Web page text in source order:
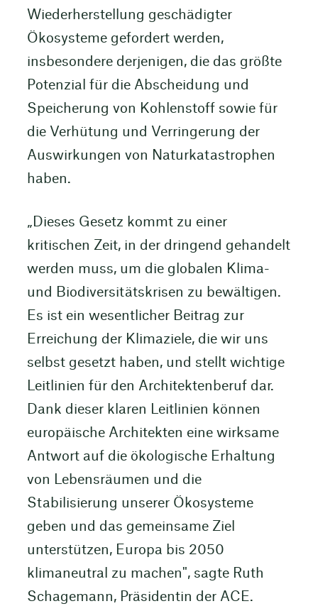
Wiederherstellung geschädigter
Ökosysteme gefordert werden,
insbesondere derjenigen, die das größte
Potenzial für die Abscheidung und
Speicherung von Kohlenstoff sowie für
die Verhütung und Verringerung der
Auswirkungen von Naturkatastrophen
haben.
„Dieses Gesetz kommt zu einer
kritischen Zeit, in der dringend gehandelt
werden muss, um die globalen Klima-
und Biodiversitätskrisen zu bewältigen.
Es ist ein wesentlicher Beitrag zur
Erreichung der Klimaziele, die wir uns
selbst gesetzt haben, und stellt wichtige
Leitlinien für den Architektenberuf dar.
Dank dieser klaren Leitlinien können
europäische Architekten eine wirksame
Antwort auf die ökologische Erhaltung
von Lebensräumen und die
Stabilisierung unserer Ökosysteme
geben und das gemeinsame Ziel
unterstützen, Europa bis 2050
klimaneutral zu machen", sagte Ruth
Schagemann, Präsidentin der ACE.